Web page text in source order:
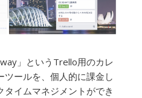
」というTrello用のカレ
ツールを、個人的に課金し
イムマネジメントができ